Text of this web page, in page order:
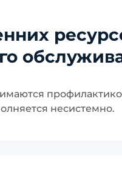
несистемно.